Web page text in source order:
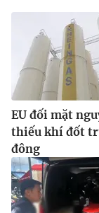
Email:
Liên hệ quảng cáo:
EU đối mặt
thiếu khí đốt
đông